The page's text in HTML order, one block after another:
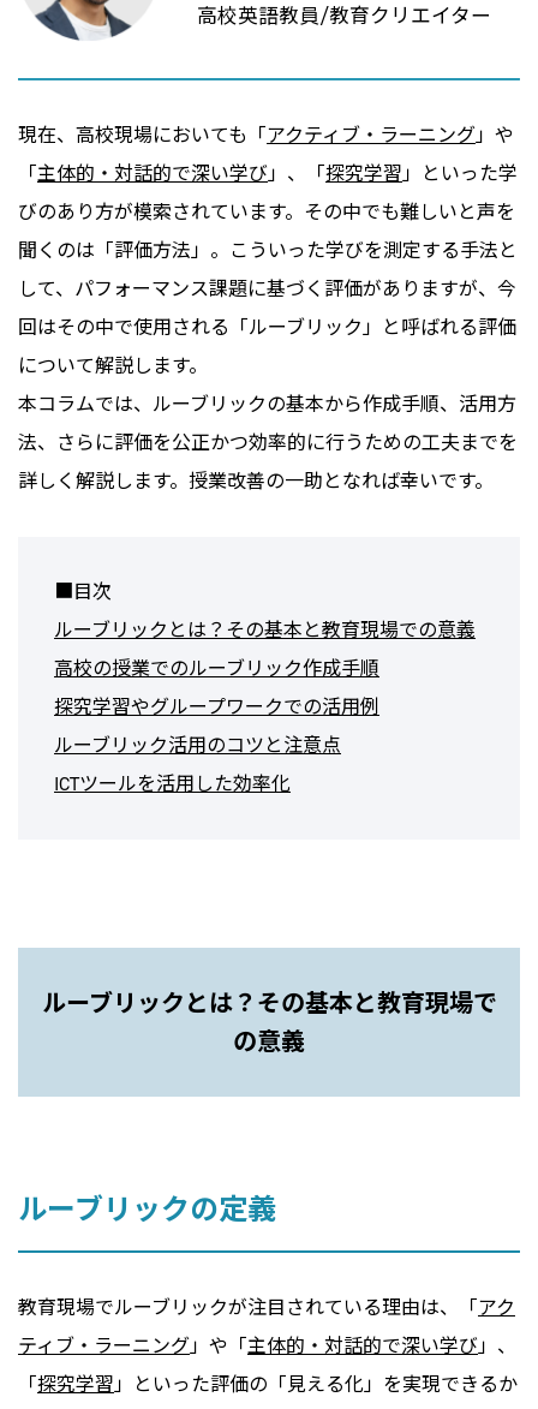
高校英語教員/教育クリエイター
現在、高校現場においても「アクティブ・ラーニング」や
「主体的・対話的で深い学び」、「探究学習」といった学
びのあり方が模索されています。その中でも難しいと声を
聞くのは「評価方法」。こういった学びを測定する手法と
して、パフォーマンス課題に基づく評価がありますが、今
回はその中で使用される「ルーブリック」と呼ばれる評価
について解説します。
本コラムでは、ルーブリックの基本から作成手順、活用方
法、さらに評価を公正かつ効率的に行うための工夫までを
詳しく解説します。授業改善の一助となれば幸いです。
■目次
ルーブリックとは？その基本と教育現場での意義
高校の授業でのルーブリック作成手順
探究学習やグループワークでの活用例
ルーブリック活用のコツと注意点
ICTツールを活用した効率化
ルーブリックとは？その基本と教育現場で
の意義
ルーブリックの定義
教育現場でルーブリックが注目されている理由は、「アク
ティブ・ラーニング」や「主体的・対話的で深い学び」、
「探究学習」といった評価の「見える化」を実現できるか